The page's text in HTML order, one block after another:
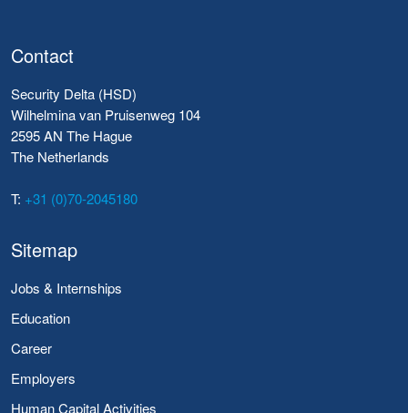
Contact
Security Delta (HSD)
Wilhelmina van Pruisenweg 104
2595 AN The Hague
The Netherlands
T: +31 (0)70-2045180
Sitemap
Jobs & Internships
Education
Career
Employers
Human Capital Activities